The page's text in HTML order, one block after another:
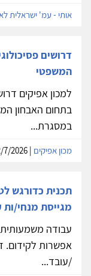
אותי - עמ' ישראלית
דרושים
המשפטי
למכון אפיקים
בתחום האבחון
במסגרת...
מכון אפיקים
תכנית כדורגש
מגייסת מנחי/
עבודה
אפשרות לקידום.
/עובד...